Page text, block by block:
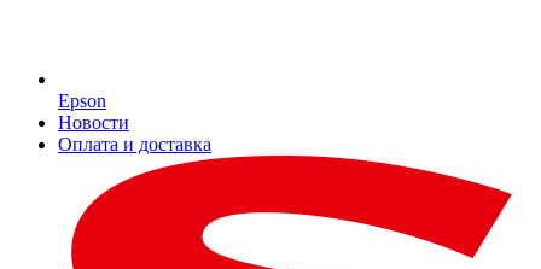
Epson
Новости
Оплата и доставка